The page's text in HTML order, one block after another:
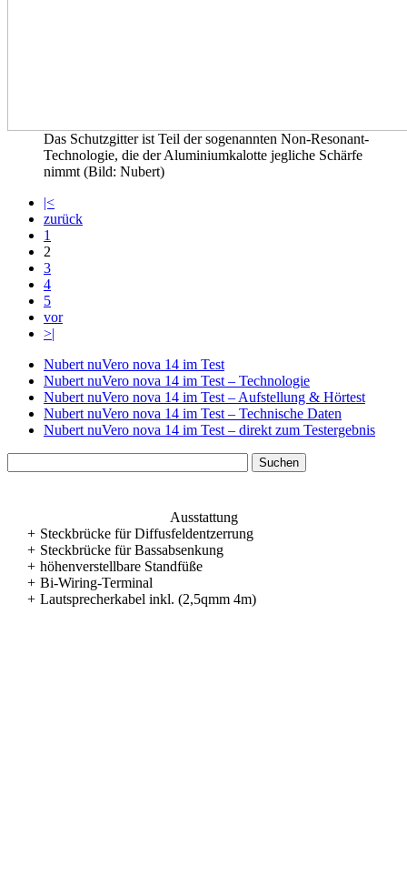
Das Schutzgitter ist Teil der sogenannten Non-Resonant-
Technologie, die der Aluminiumkalotte jegliche Schärfe
nimmt (Bild: Nubert)
|<
zurück
1
2
3
4
5
vor
>|
Nubert nuVero nova 14 im Test
Nubert nuVero nova 14 im Test – Technologie
Nubert nuVero nova 14 im Test – Aufstellung & Hörtest
Nubert nuVero nova 14 im Test – Technische Daten
Nubert nuVero nova 14 im Test – direkt zum Testergebnis
Ausstattung
+ Steckbrücke für Diffusfeldentzerrung
+ Steckbrücke für Bassabsenkung
+ höhenverstellbare Standfüße
+ Bi-Wiring-Terminal
+ Lautsprecherkabel inkl. (2,5qmm 4m)